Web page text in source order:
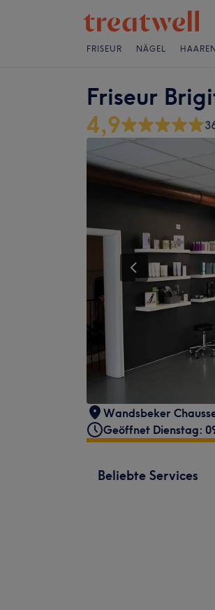
FRISEUR NÄGEL
Friseur
4,9
Wandsbeker
Geöffnet Dienstag:
Beliebte Services